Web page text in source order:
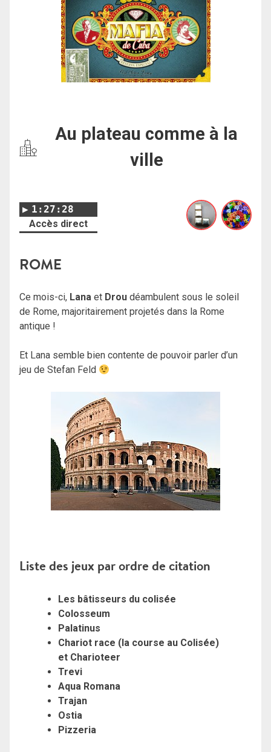
Au plateau comme à la
ville
1:27:28
Accès direct
ROME
Ce mois-ci, Lana et Drou déambulent sous le soleil
de Rome, majoritairement projetés dans la Rome
antique !
Et Lana semble bien contente de pouvoir parler d’un
jeu de Stefan Feld
Liste des jeux par ordre de citation
Les bâtisseurs du colisée
Colosseum
Palatinus
Chariot race (la course au Colisée)
et Charioteer
Trevi
Aqua Romana
Trajan
Ostia
Pizzeria